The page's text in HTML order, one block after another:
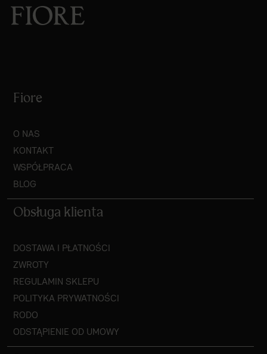
Fiore
O NAS
KONTAKT
WSPÓŁPRACA
BLOG
Obsługa klienta
DOSTAWA I PŁATNOŚCI
ZWROTY
REGULAMIN SKLEPU
POLITYKA PRYWATNOŚCI
RODO
ODSTĄPIENIE OD UMOWY